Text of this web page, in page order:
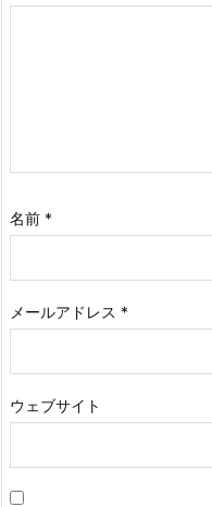
名前 *
メールアドレス *
ウェブサイト